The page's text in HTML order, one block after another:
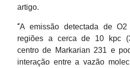
artigo.
“A emissão detectada de
regiões a cerca de 10 kpc
centro de Markarian 231 e
interação entre a vazão